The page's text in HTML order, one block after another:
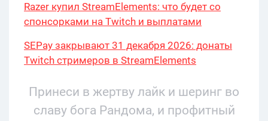
Razer купил StreamElements: что будет со
спонсорками на Twitch и выплатами
SEPay закрывают 31 декабря 2026: донаты
Twitch стримеров в StreamElements
Принеси в жертву лайк и шеринг во
славу бога Рандома, и профитный